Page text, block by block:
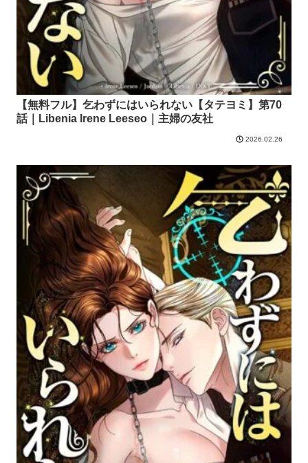
【無料フル】乞わずにはいられない【タテヨミ】第70
話｜Libenia Irene Leeseo｜主婦の友社
2026.02.26